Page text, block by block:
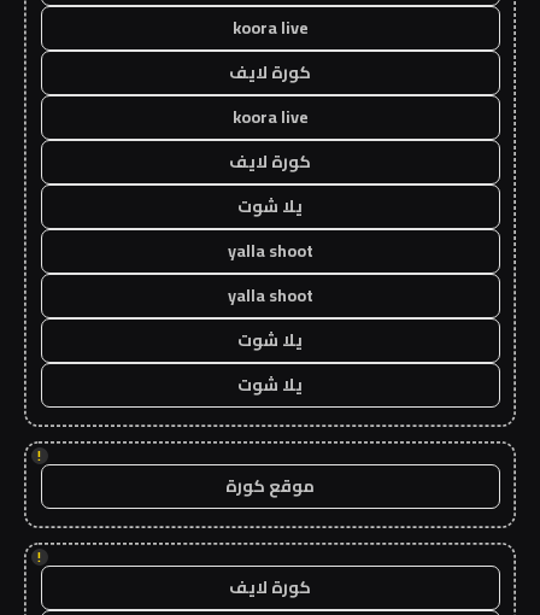
koora live
كورة لايف
koora live
كورة لايف
يلا شوت
yalla shoot
yalla shoot
يلا شوت
يلا شوت
!
موقع كورة
!
كورة لايف